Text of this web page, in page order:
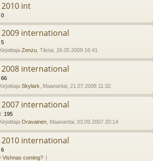
int
0
international
5
Kirjoittaja Zenzu , Tiistai, 26.05.2009 16:41
international
66
Kirjoittaja Skylark , Maanantai, 21.07.2008 11:32
international
: 195
Kirjoittaja Oravainen , Maanantai, 03.09.2007 20:14
international
6
Vishnas coming?